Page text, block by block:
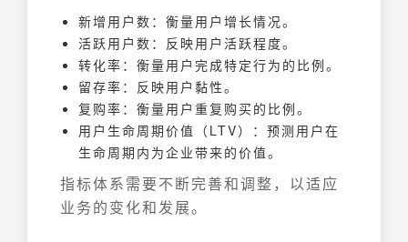
新增用户数：衡量用户增长情况。
活跃用户数：反映用户活跃程度。
转化率：衡量用户完成特定行为的比例。
留存率：反映用户黏性。
复购率：衡量用户重复购买的比例。
用户生命周期价值（LTV）：预测用户在
生命周期内为企业带来的价值。
指标体系需要不断完善和调整，以适应
业务的变化和发展。